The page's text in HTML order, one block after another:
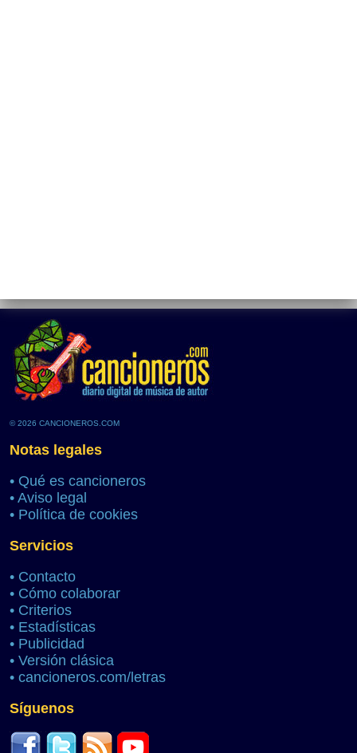
© 2026 CANCIONEROS.COM
Notas legales
• Qué es cancioneros
• Aviso legal
• Política de cookies
Servicios
• Contacto
• Cómo colaborar
• Criterios
• Estadísticas
• Publicidad
• Versión clásica
• cancioneros.com/letras
Síguenos